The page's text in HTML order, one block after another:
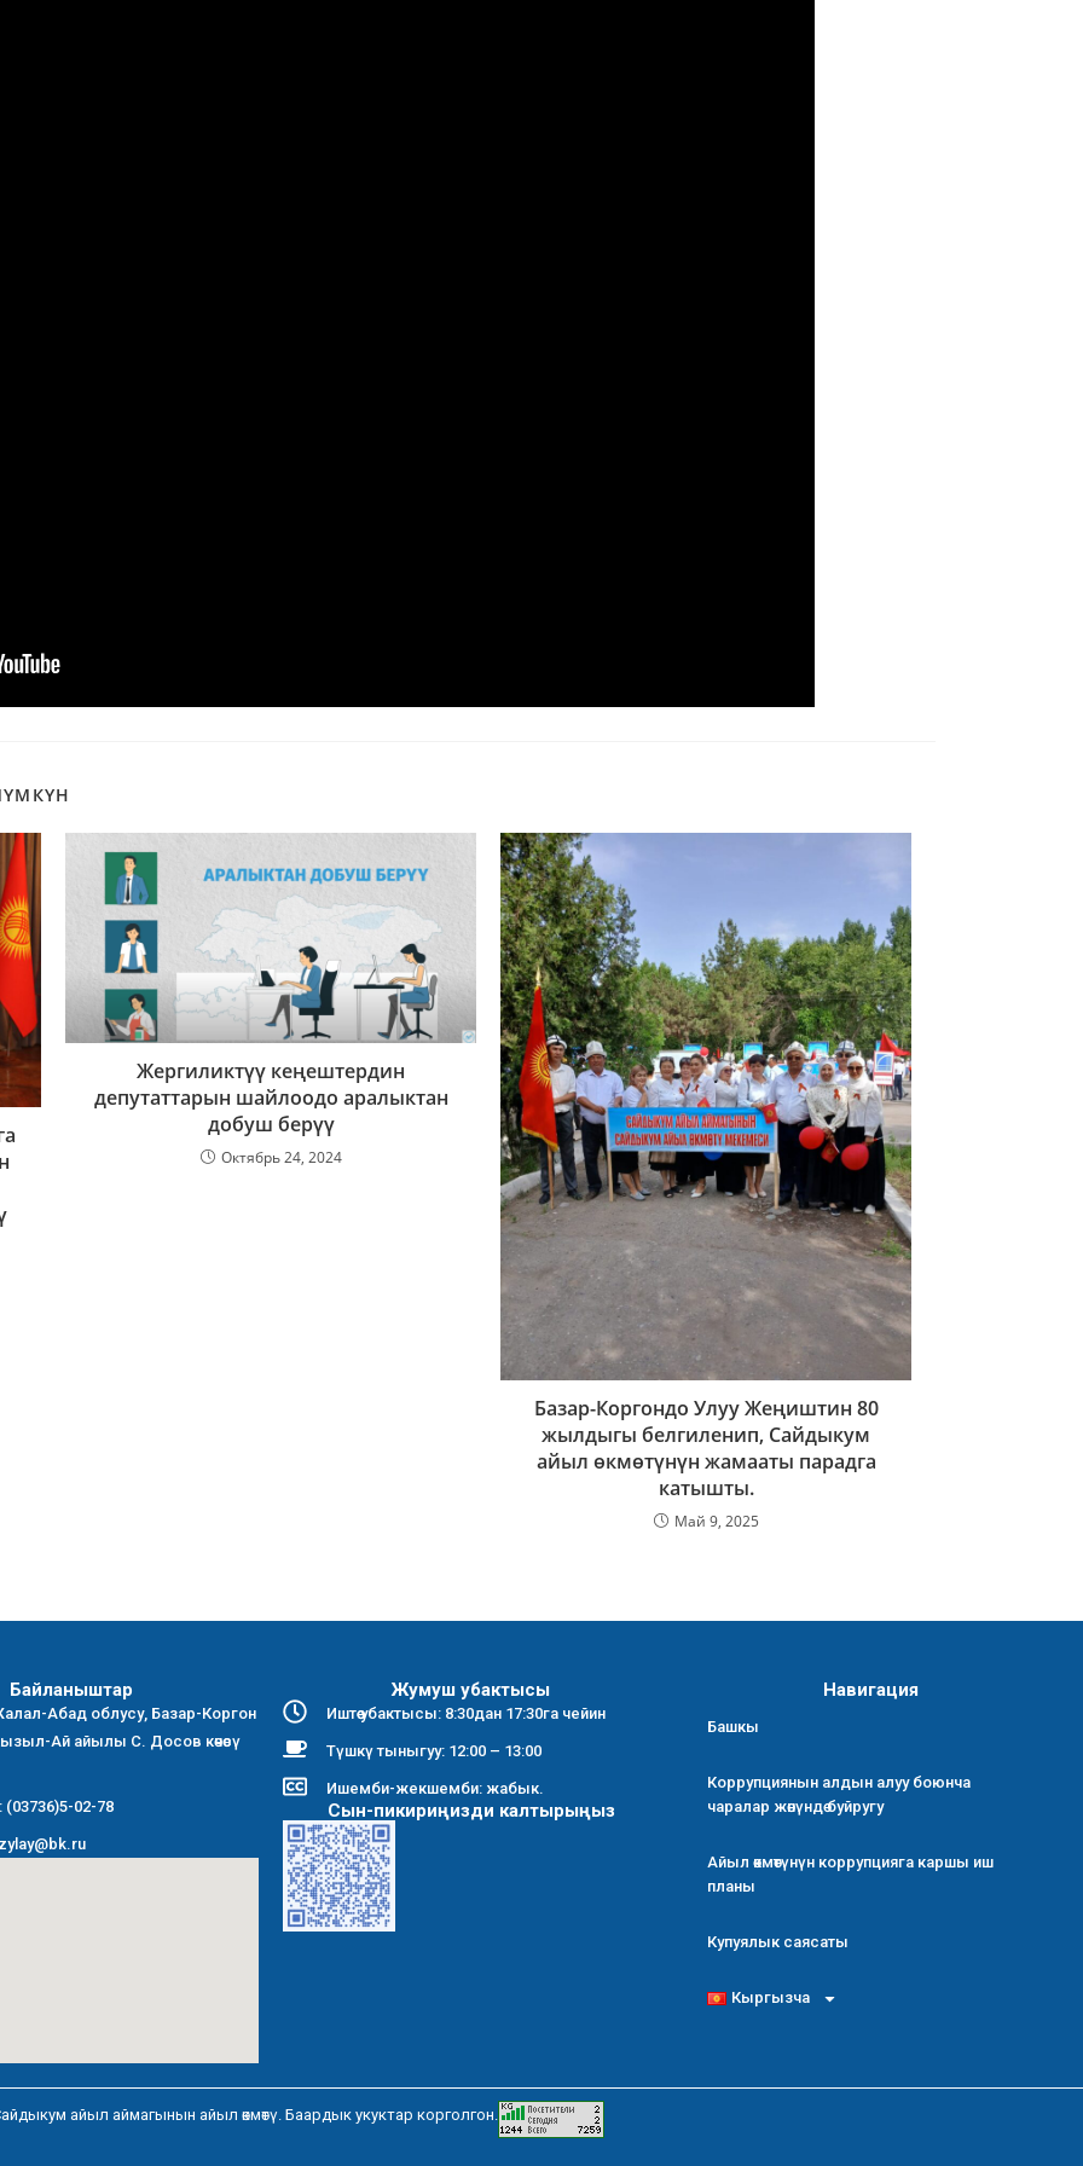
Жергиликтүү кеңештердин
депутаттарын шайлоодо аралыктан
добуш берүү
Октябрь 24, 2024
Базар-Коргондо Улуу Жеңиштин 80
жылдыгы белгиленип, Сайдыкум
айыл өкмөтүнүн жамааты парадга
катышты.
Май 9, 2025
Байланыштар
Абад облусу, Базар-Коргон
Ай айылы С. Досов көчөсү
02-78
Жумуш убактысы
Иштөө убактысы: 8:30дан 17:30га чейин
Түшкү тыныгуу: 12:00 – 13:00
Ишемби-жекшемби: жабык.
Сын-пикириңизди калтырыңыз
Навигация
Башкы
Коррупциянын алдын алуу боюнча
чаралар жөнүндө буйругу
Айыл өкмөтүнүн коррупцияга каршы иш
планы
Купуялык саясаты
Кыргызча
айыл аймагынын айыл өкмөтү. Баардык укуктар корголгон.